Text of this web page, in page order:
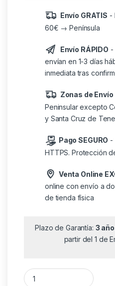
Envío GRATIS -
60€ → Península
Envío RÁPIDO -
envían en 1-3 días
inmediata tras
Zonas de Envío
Peninsular excepto
y Santa Cruz de
Pago SEGURO -
HTTPS. Protección
Venta Online
online con envío a
de tienda física
Plazo de Garantía: 3
partir del 1 de
Antivirus Kaspersky Plus/